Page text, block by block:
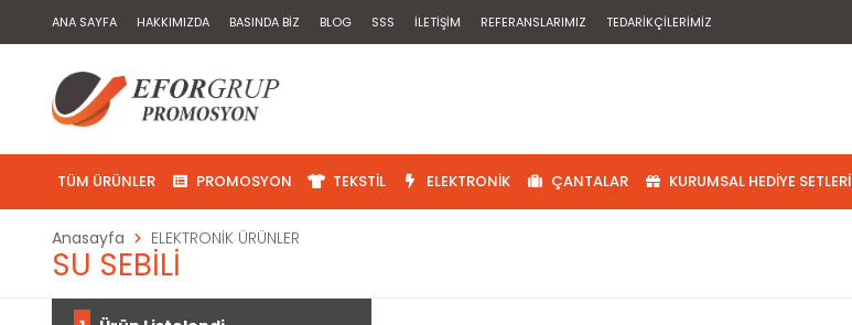
ANA SAYFA HAKKIMIZDA BASINDA BIZ BLOG SSS İLETIŞIM REFERANSLARIMIZ TEDARIKÇILERIMIZ
TÜM ÜRÜNLER PROMOSYON TEKSTIL ELEKTRONIK ÇANTALAR KURUMSAL HEDIYE SETLERI
Anasayfa ELEKTRONİK ÜRÜNLER
SU SEBİLİ